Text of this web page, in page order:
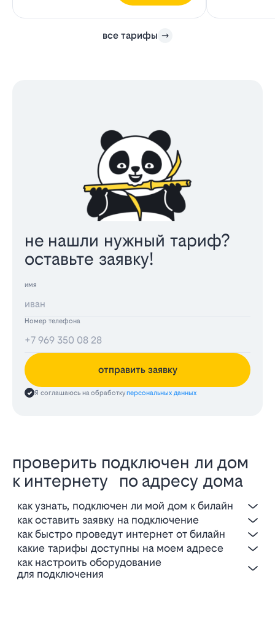
все тарифы
не нашли нужный тариф?
оставьте заявку!
имя
Номер телефона
отправить заявку
Я соглашаюсь на обработкуперсональных данных
проверить подключен ли дом
к интернету по адресу дома
как узнать, подключен ли мой дом к билайн
как оставить заявку на подключение
как быстро проведут интернет от билайн
какие тарифы доступны на моем адресе
как настроить оборудование
для подключения